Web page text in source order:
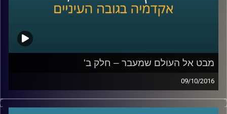
קרדיט תמונות:AudioVersity
מבט אל העולם שמעבר – חלק ב'
09/10/2016
בטקסט "הקדמה לפרק חלק" מתאר הרמב"ם